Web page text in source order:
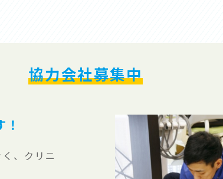
協力会社募集中
、クリニ